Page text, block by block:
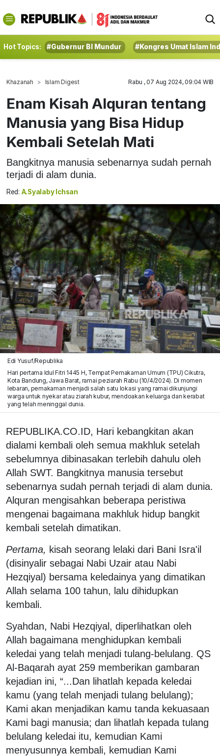
Hot Topics: #Gubernur BI Mundur #Kongres Umat Islam
Khazanah Islam Digest Rabu , 07 Aug 2024, 09:04 WIB
Enam Kisah Alquran tentang
Manusia yang Bisa Hidup
Kembali Setelah Mati
Bangkitnya manusia sebenarnya sudah pernah
terjadi di alam dunia.
Red: A.Syalaby Ichsan
Edi Yusuf/Republika
Hari pertama Idul Fitri 1445 H, Tempat Pemakaman Umum (TPU) Cikutra,
Kota Bandung, Jawa Barat, ramai peziarah Rabu (10/4/2024). Di momen
lebaran, pemakaman menjadi salah satu lokasi yang ramai dikunjungi
warga untuk nyekar atau ziarah kubur, mendoakan keluarga dan kerabat
yang telah meninggal dunia.
REPUBLIKA.CO.ID, Hari kebangkitan akan
dialami kembali oleh semua makhluk setelah
sebelumnya dibinasakan terlebih dahulu oleh
Allah SWT. Bangkitnya manusia tersebut
sebenarnya sudah pernah terjadi di alam dunia.
Alquran mengisahkan beberapa peristiwa
mengenai bagaimana makhluk hidup bangkit
kembali setelah dimatikan.
Pertama, kisah seorang lelaki dari Bani Isra'il
(disinyalir sebagai Nabi Uzair atau Nabi
Hezqiyal) bersama keledainya yang dimatikan
Allah selama 100 tahun, lalu dihidupkan
kembali.
Syahdan, Nabi Hezqiyal, diperlihatkan oleh
Allah bagaimana menghidupkan kembali
keledai yang telah menjadi tulang-belulang. QS
Al-Baqarah ayat 259 memberikan gambaran
kejadian ini, “...Dan lihatlah kepada keledai
kamu (yang telah menjadi tulang belulang);
Kami akan menjadikan kamu tanda kekuasaan
Kami bagi manusia; dan lihatlah kepada tulang
belulang keledai itu, kemudian Kami
menyusunnya kembali, kemudian Kami